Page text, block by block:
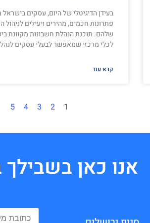
בעידן הדיגיטלי של היום, עסקים
פתרונות חכמים, מהירים ויעילים לניהול
שלהם. תוכנת הנהלת חשבונות מקוונת
לכלי מרכזי שמאפשר לבעלי עסקים לנהל
קרא עוד
1
2
3
4
5
אנו כאן